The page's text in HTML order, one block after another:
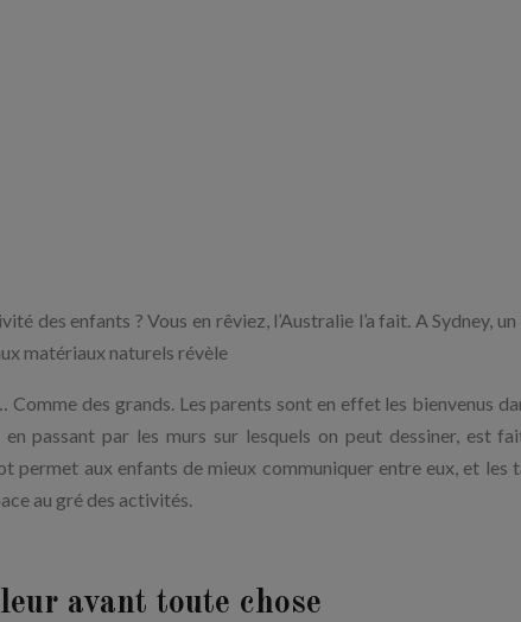
des enfants ? Vous en rêviez, l’Australie l’a fait. A Sydney,
matériaux naturels révèle
des grands. Les parents sont en effet les bienvenus
passant par les murs sur lesquels on peut dessiner, est
permet aux enfants de mieux communiquer entre eux, et
au gré des activités.
avant toute chose